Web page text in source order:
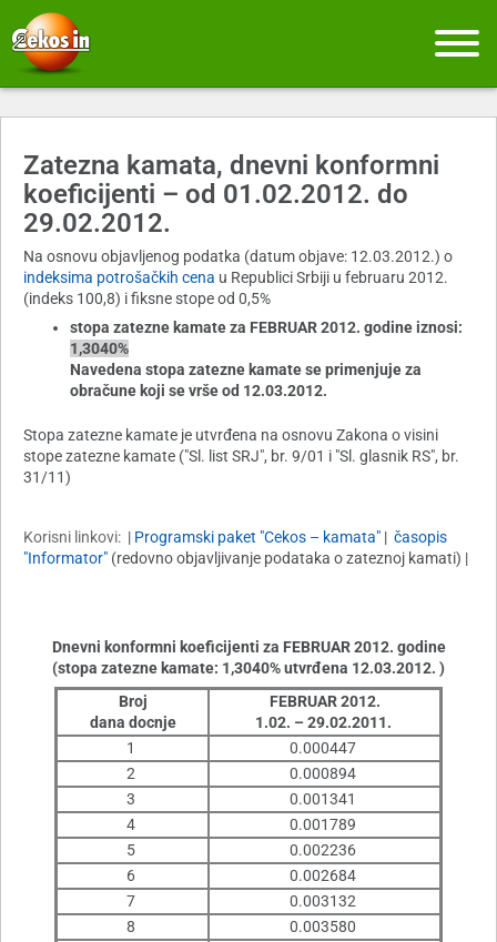
Zatezna kamata, dnevni konformni
koeficijenti – od 01.02.2012. do
29.02.2012.
Na osnovu objavljenog podatka (datum objave: 12.03.2012.) o
indeksima potrošačkih cena u Republici Srbiji u februaru 2012.
(indeks 100,8) i fiksne stope od 0,5%
stopa zatezne kamate za FEBRUAR 2012. godine iznosi:
1,3040%
Navedena stopa zatezne kamate se primenjuje za
obračune koji se vrše od 12.03.2012.
Stopa zatezne kamate je utvrđena na osnovu Zakona o visini
stope zatezne kamate ("Sl. list SRJ", br. 9/01 i "Sl. glasnik RS", br.
31/11)
Korisni linkovi: | Programski paket "Cekos – kamata" | časopis
"Informator" (redovno objavljivanje podataka o zateznoj kamati) |
Dnevni konformni koeficijenti za FEBRUAR 2012. godine
(stopa zatezne kamate: 1,3040% utvrđena 12.03.2012. )
Broj
dana docnje
FEBRUAR 2012.
1.02. – 29.02.2011.
1
0.000447
2
0.000894
3
0.001341
4
0.001789
5
0.002236
6
0.002684
7
0.003132
8
0.003580